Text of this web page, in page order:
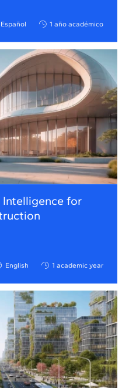
Español 1 año académico
for
English 1 academic year